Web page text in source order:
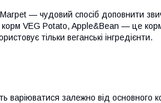
— чудовий спосіб доповнити
VEG Potato, Apple&Bean — це
тільки веганські інгредієнти.
варіюватися залежно від основного